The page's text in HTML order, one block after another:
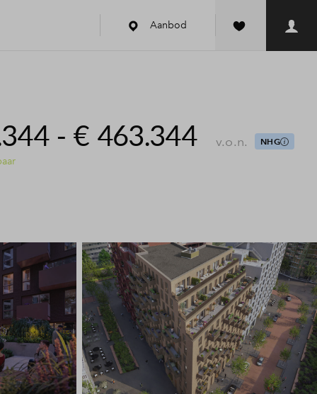
Aanbod
- € 463.344 v.o.n. NHG